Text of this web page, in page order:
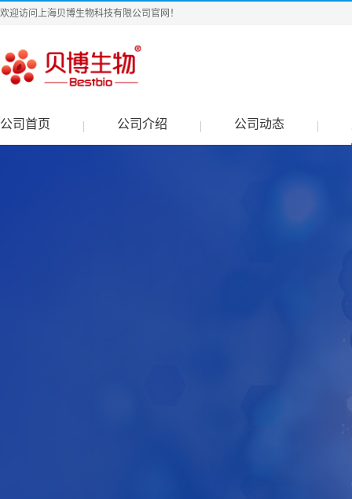
欢迎访问上海贝博生物科技有限公司官网！
公司首页 公司介绍 公司动态